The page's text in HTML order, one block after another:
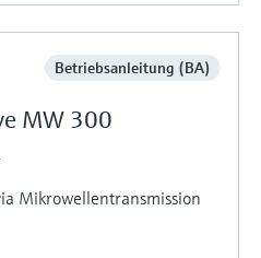
Betriebsanleitung (BA)
MW 300
Mikrowellentransmission